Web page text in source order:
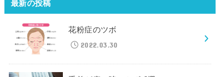
最新の投稿
花粉症のツボ
2022.03.30